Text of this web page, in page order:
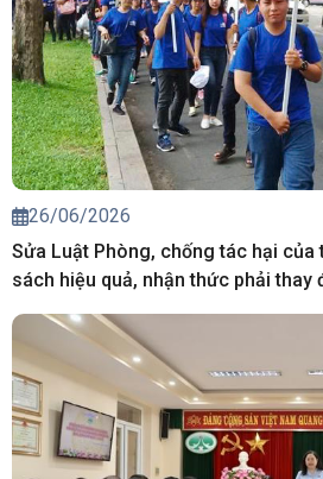
26/06/2026
Sửa Luật Phòng, chống tác hại của
sách hiệu quả, nhận thức phải thay